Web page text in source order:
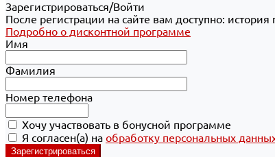
Зарегистрироваться/Войти
После регистрации на сайте вам доступно:
Подробно о дисконтной программе
Имя
Фамилия
Номер телефона
Хочу участвовать в бонусной программе
Я согласен(а) на обработку персональных